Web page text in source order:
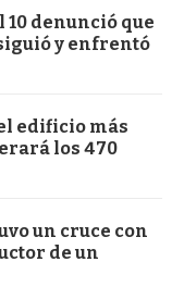
10 denunció que
y enfrentó
edificio más
los 470
un cruce con
de un